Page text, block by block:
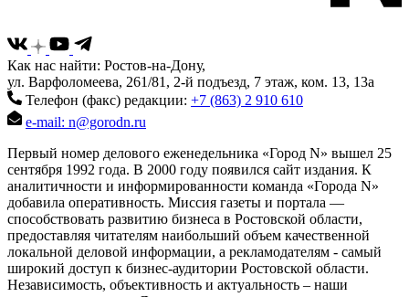
Как нас найти: Ростов-на-Дону,
ул. Варфоломеева, 261/81, 2-й подъезд, 7 этаж, ком. 13, 13а
Телефон (факс) редакции: +7 (863) 2 910 610
e-mail: n@gorodn.ru
Первый номер делового еженедельника «Город N» вышел 25
сентября 1992 года. В 2000 году появился сайт издания. К
аналитичности и информированности команда «Города N»
добавила оперативность. Миссия газеты и портала —
способствовать развитию бизнеса в Ростовской области,
предоставляя читателям наибольший объем качественной
локальной деловой информации, а рекламодателям - самый
широкий доступ к бизнес-аудитории Ростовской области.
Независимость, объективность и актуальность – наши